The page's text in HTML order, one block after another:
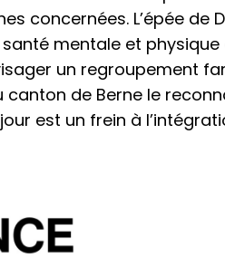
concernées. L’épée de
mentale et physique
un regroupement
de Berne le
est un frein à